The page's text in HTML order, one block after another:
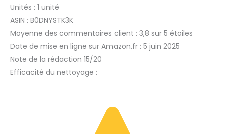
Unités : 1 unité
ASIN : B0DNYSTK3K
Moyenne des commentaires client : 3,8 sur 5 étoiles
Date de mise en ligne sur Amazon.fr : 5 juin 2025
Note de la rédaction 15/20
Efficacité du nettoyage :